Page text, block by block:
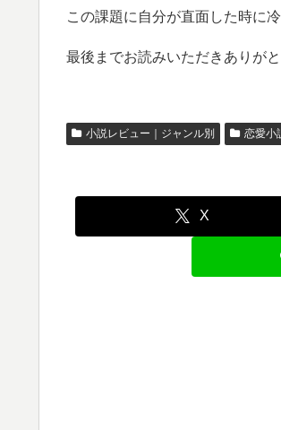
この課題に自分が直面した時に
最後までお読みいただきありがと
小説レビュー｜ジャンル別 恋愛小
X